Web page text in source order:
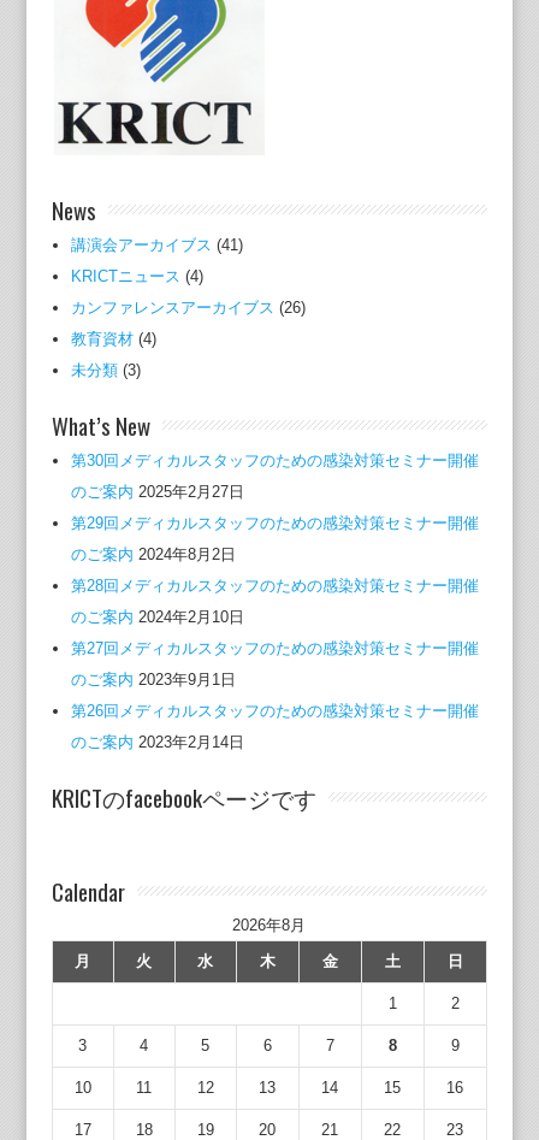
News
講演会アーカイブス (41)
KRICTニュース (4)
カンファレンスアーカイブス (26)
教育資材(4)
未分類(3)
What’s New
第30回メディカルスタッフのための感染対策セミナー開催
のご案内 2025年2月27日
第29回メディカルスタッフのための感染対策セミナー開催
のご案内 2024年8月2日
第28回メディカルスタッフのための感染対策セミナー開催
のご案内 2024年2月10日
第27回メディカルスタッフのための感染対策セミナー開催
のご案内 2023年9月1日
第26回メディカルスタッフのための感染対策セミナー開催
のご案内 2023年2月14日
KRICTのfacebookページです
Calendar
2026年8月
月
火 水 木 金 土 日
1 2
3 4 5 6 7 8 9
10 11 12 13 14 15 16
17 18 19 20 21 22 23